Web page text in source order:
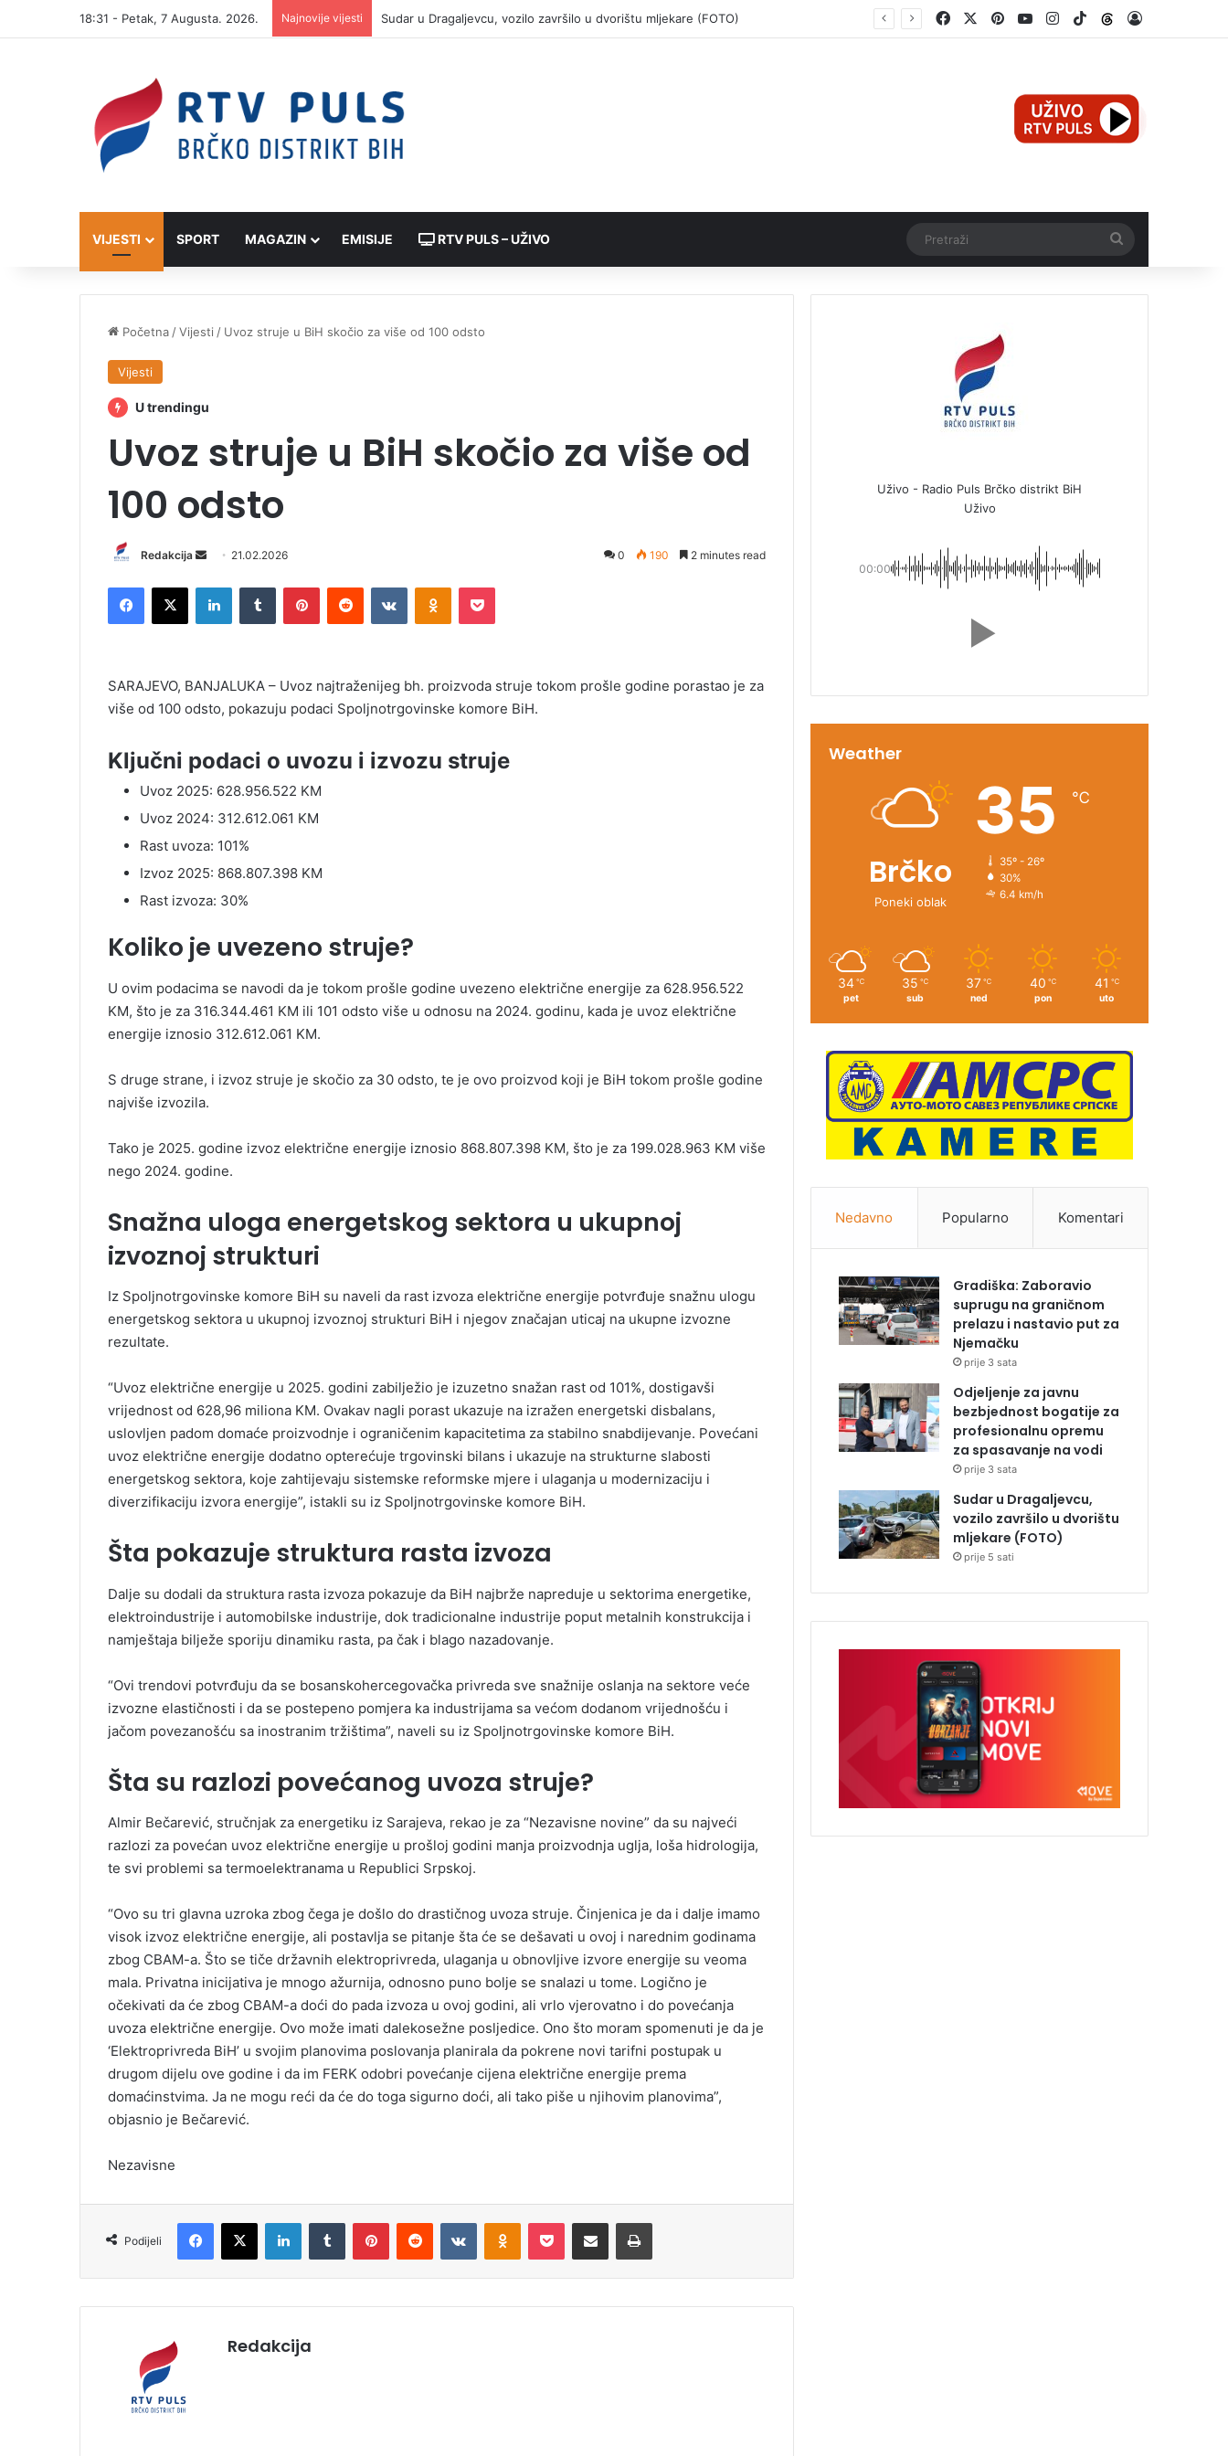
18:31 - Petak, 7 Augusta. 2026. Najnovije vijesti FacebookPinterestYouTubeInstagram
TikTokThreads
VIJESTI SPORT MAGAZIN EMISIJE RTV PULS – UŽIVO
Početna /Vijesti / Uvoz struje u BiH skočio za više od 100 odsto
Vijesti
U trendingu
Uvoz struje u BiH skočio za više od
100 odsto
Redakcija
n
d
e
m
i
21.02.2026 0 190 2 minutes read
SARAJEVO, BANJALUKA – Uvoz najtraženijeg bh. proizvoda struje tokom prošle godine porastao je za
više od 100 odsto, pokazuju podaci Spoljnotrgovinske komore BiH.
Ključni podaci o uvozu i izvozu struje
Uvoz 2025: 628.956.522 KM
Uvoz 2024: 312.612.061 KM
Rast uvoza: 101%
Izvoz 2025: 868.807.398 KM
Rast izvoza: 30%
Koliko je uvezeno struje?
U ovim podacima se navodi da je tokom prošle godine uvezeno električne energije za 628.956.522
KM, što je za 316.344.461 KM ili 101 odsto više u odnosu na 2024. godinu, kada je uvoz električne
energije iznosio 312.612.061 KM.
S druge strane, i izvoz struje je skočio za 30 odsto, te je ovo proizvod koji je BiH tokom prošle godine
najviše izvozila.
Tako je 2025. godine izvoz električne energije iznosio 868.807.398 KM, što je za 199.028.963 KM više
nego 2024. godine.
Snažna uloga energetskog sektora u ukupnoj
izvoznoj strukturi
Iz Spoljnotrgovinske komore BiH su naveli da rast izvoza električne energije potvrđuje snažnu ulogu
energetskog sektora u ukupnoj izvoznoj strukturi BiH i njegov značajan uticaj na ukupne izvozne
rezultate.
“Uvoz električne energije u 2025. godini zabilježio je izuzetno snažan rast od 101%, dostigavši
vrijednost od 628,96 miliona KM. Ovakav nagli porast ukazuje na izražen energetski disbalans,
uslovljen padom domaće proizvodnje i ograničenim kapacitetima za stabilno snabdijevanje. Povećani
uvoz električne energije dodatno opterećuje trgovinski bilans i ukazuje na strukturne slabosti
energetskog sektora, koje zahtijevaju sistemske reformske mjere i ulaganja u modernizaciju i
diverzifikaciju izvora energije”, istakli su iz Spoljnotrgovinske komore BiH.
Šta pokazuje struktura rasta izvoza
Dalje su dodali da struktura rasta izvoza pokazuje da BiH najbrže napreduje u sektorima energetike,
elektroindustrije i automobilske industrije, dok tradicionalne industrije poput metalnih konstrukcija i
namještaja bilježe sporiju dinamiku rasta, pa čak i blago nazadovanje.
“Ovi trendovi potvrđuju da se bosanskohercegovačka privreda sve snažnije oslanja na sektore veće
izvozne elastičnosti i da se postepeno pomjera ka industrijama sa većom dodanom vrijednošću i
jačom povezanošću sa inostranim tržištima”, naveli su iz Spoljnotrgovinske komore BiH.
Šta su razlozi povećanog uvoza struje?
Almir Bečarević, stručnjak za energetiku iz Sarajeva, rekao je za “Nezavisne novine” da su najveći
razlozi za povećan uvoz električne energije u prošloj godini manja proizvodnja uglja, loša hidrologija,
te svi problemi sa termoelektranama u Republici Srpskoj.
“Ovo su tri glavna uzroka zbog čega je došlo do drastičnog uvoza struje. Činjenica je da i dalje imamo
visok izvoz električne energije, ali postavlja se pitanje šta će se dešavati u ovoj i narednim godinama
zbog CBAM-a. Što se tiče državnih elektroprivreda, ulaganja u obnovljive izvore energije su veoma
mala. Privatna inicijativa je mnogo ažurnija, odnosno puno bolje se snalazi u tome. Logično je
očekivati da će zbog CBAM-a doći do pada izvoza u ovoj godini, ali vrlo vjerovatno i do povećanja
uvoza električne energije. Ovo može imati dalekosežne posljedice. Ono što moram spomenuti je da je
‘Elektroprivreda BiH’ u svojim planovima poslovanja planirala da pokrene novi tarifni postupak u
drugom dijelu ove godine i da im FERK odobri povećanje cijena električne energije prema
domaćinstvima. Ja ne mogu reći da će do toga sigurno doći, ali tako piše u njihovim planovima”,
objasnio je Bečarević.
Nezavisne
Podijeli
Redakcija
Uživo - Radio Puls Brčko distrikt BiH
Uživo
00:00
Weather
Brčko
Poneki oblak
35 ℃
35º - 26º
30%
6.4 km/h
34 ℃
pet
35 ℃
sub
37 ℃
ned
40 ℃
pon
41 ℃
uto
Nedavno Popularno Komentari
Gradiška: Zaboravio
suprugu na graničnom
prelazu i nastavio put za
Njemačku
prije 3 sata
Odjeljenje za javnu
bezbjednost bogatije za
profesionalnu opremu
za spasavanje na vodi
prije 3 sata
Sudar u Dragaljevcu,
vozilo završilo u dvorištu
mljekare (FOTO)
prije 5 sati